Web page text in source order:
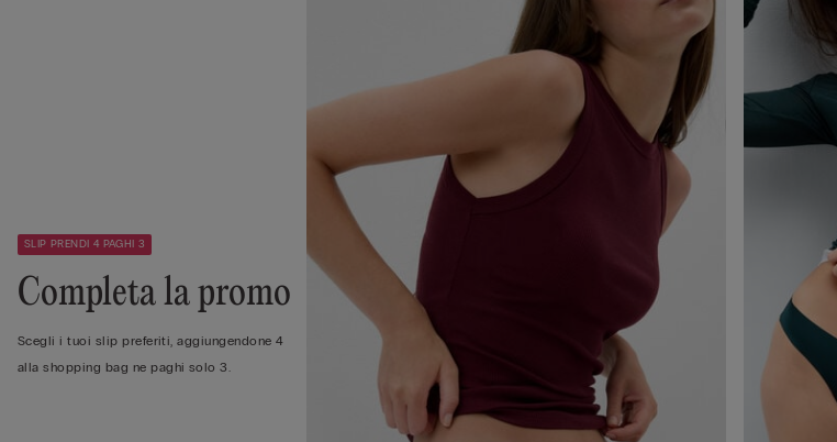
SLIP PRENDI 4 PAGHI 3
Completa la promo
Scegli i tuoi slip preferiti, aggiungendone 4
alla shopping bag ne paghi solo 3.